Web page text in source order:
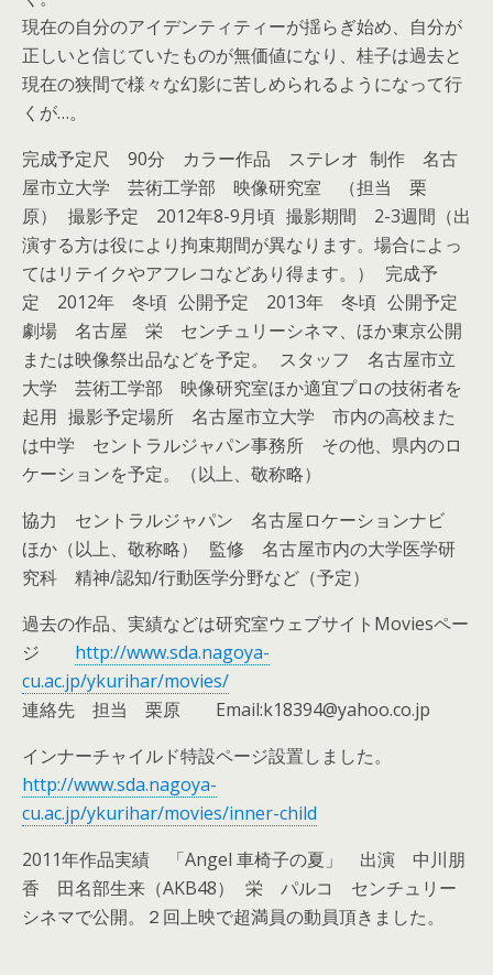
現在の自分のアイデンティティーが揺らぎ始め、自分が
正しいと信じていたものが無価値になり、桂子は過去と
現在の狭間で様々な幻影に苦しめられるようになって行
くが…。
完成予定尺 90分 カラー作品 ステレオ 制作 名古
屋市立大学 芸術工学部 映像研究室 （担当 栗
原） 撮影予定 2012年8-9月頃 撮影期間 2-3週間（出
演する方は役により拘束期間が異なります。場合によっ
てはリテイクやアフレコなどあり得ます。） 完成予
定 2012年 冬頃 公開予定 2013年 冬頃 公開予定
劇場 名古屋 栄 センチュリーシネマ、ほか東京公開
または映像祭出品などを予定。 スタッフ 名古屋市立
大学 芸術工学部 映像研究室ほか適宜プロの技術者を
起用 撮影予定場所 名古屋市立大学 市内の高校また
は中学 セントラルジャパン事務所 その他、県内のロ
ケーションを予定。（以上、敬称略）
協力 セントラルジャパン 名古屋ロケーションナビ
ほか（以上、敬称略） 監修 名古屋市内の大学医学研
究科 精神/認知/行動医学分野など（予定）
過去の作品、実績などは研究室ウェブサイトMoviesペー
ジ http://www.sda.nagoya-
cu.ac.jp/ykurihar/movies/
連絡先 担当 栗原 Email:k18394@yahoo.co.jp
インナーチャイルド特設ページ設置しました。
http://www.sda.nagoya-
cu.ac.jp/ykurihar/movies/inner-child
2011年作品実績 「Angel 車椅子の夏」 出演 中川朋
香 田名部生来（AKB48） 栄 パルコ センチュリー
シネマで公開。２回上映で超満員の動員頂きました。